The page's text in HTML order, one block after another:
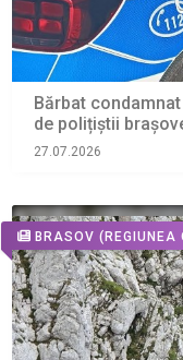
Bărbat
de polițiștii
27.07.2026
BRASOV (REGIUNEA